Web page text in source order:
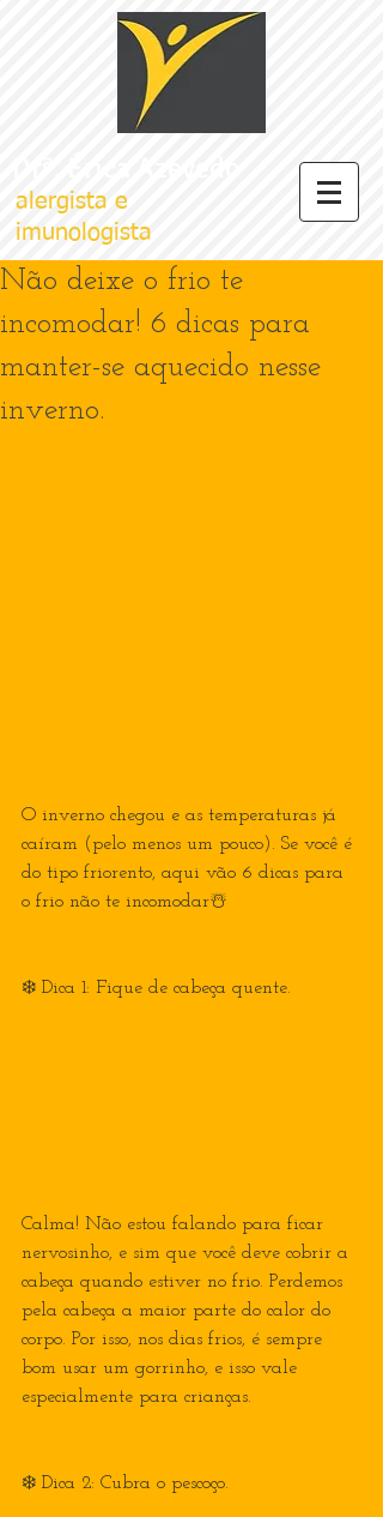
alergista e
imunologista
Não deixe o frio te
incomodar! 6 dicas para
manter-se aquecido nesse
inverno.
O inverno chegou e as temperaturas já
caíram (pelo menos um pouco). Se você é
do tipo friorento, aqui vão 6 dicas para
o frio não te incomodar☃️
❄️ Dica 1: Fique de cabeça quente.
Calma! Não estou falando para ficar
nervosinho, e sim que você deve cobrir a
cabeça quando estiver no frio. Perdemos
pela cabeça a maior parte do calor do
corpo. Por isso, nos dias frios, é sempre
bom usar um gorrinho, e isso vale
especialmente para crianças.
❄️ Dica 2: Cubra o pescoço.